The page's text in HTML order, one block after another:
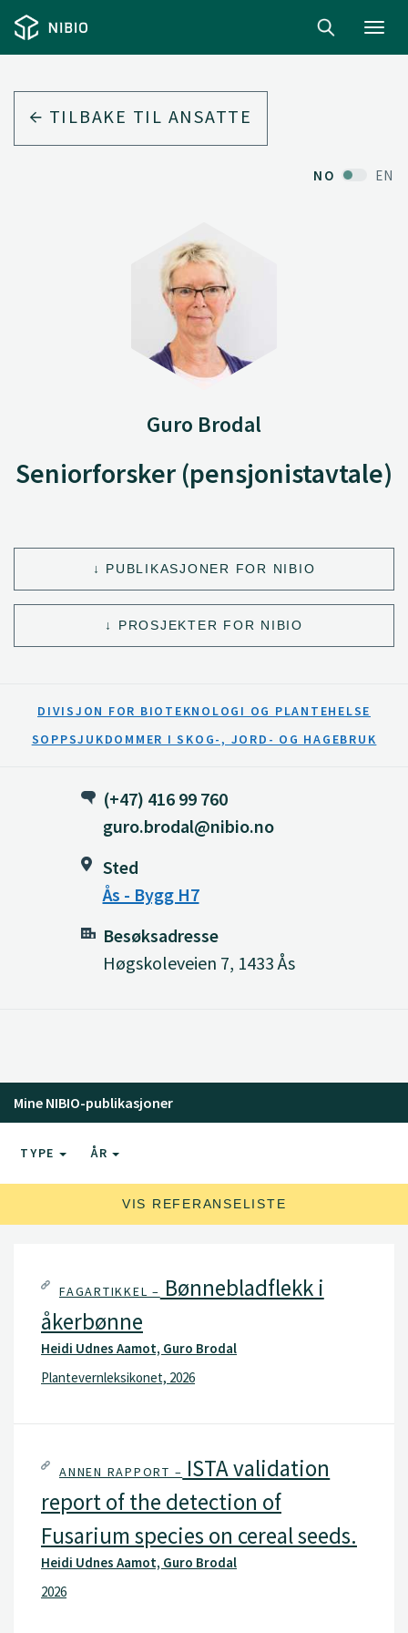
TILBAKE TIL ANSATTE
NO EN
Guro Brodal
Seniorforsker (pensjonistavtale)
PUBLIKASJONER FOR NIBIO
PROSJEKTER FOR NIBIO
DIVISJON FOR BIOTEKNOLOGI OG PLANTEHELSE
SOPPSJUKDOMMER I SKOG-, JORD- OG HAGEBRUK
(+47) 416 99 760
guro.brodal@nibio.no
Sted
Ås - Bygg H7
Besøksadresse
Høgskoleveien 7, 1433 Ås
Mine NIBIO-publikasjoner
TYPE ÅR
VIS REFERANSELISTE
FAGARTIKKEL – Bønnebladflekk i
åkerbønne
Heidi Udnes Aamot, Guro Brodal
Plantevernleksikonet, 2026
ANNEN RAPPORT – ISTA validation
report of the detection of
Fusarium species on cereal seeds.
Heidi Udnes Aamot, Guro Brodal
2026